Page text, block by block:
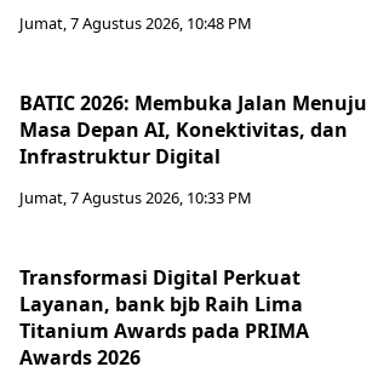
Jumat, 7 Agustus 2026, 10:48 PM
BATIC 2026: Membuka Jalan Menuju
Masa Depan AI, Konektivitas, dan
Infrastruktur Digital
Jumat, 7 Agustus 2026, 10:33 PM
Transformasi Digital Perkuat
Layanan, bank bjb Raih Lima
Titanium Awards pada PRIMA
Awards 2026